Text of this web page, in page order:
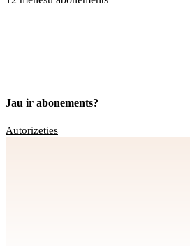
Jau ir abonements?
Autorizēties